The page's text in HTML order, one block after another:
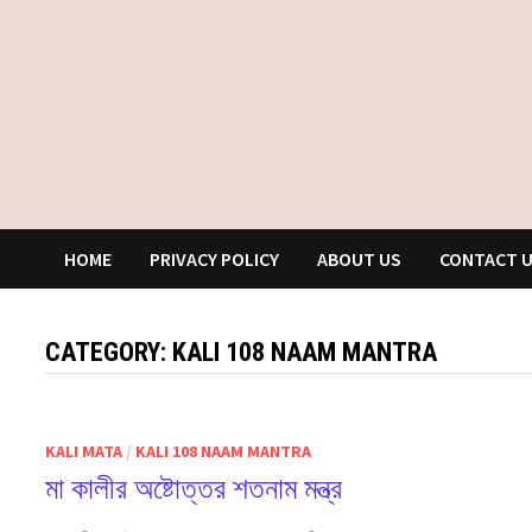
HOME PRIVACY POLICY ABOUT US CONTACT
CATEGORY: KALI 108 NAAM MANTRA
KALI MATA / KALI 108 NAAM MANTRA
মা কালীর অষ্টোত্তর শতনাম মন্ত্র